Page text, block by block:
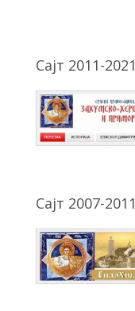
Сајт 2011-2021
Сајт 2007-2011